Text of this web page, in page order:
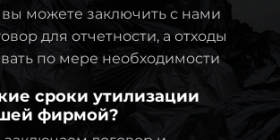
можете заключить с нами
для отчетности, а отходы
по мере необходимости
сроки утилизации
фирмой?